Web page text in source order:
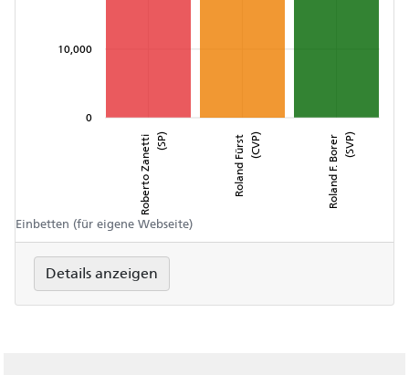
Roberto Zanetti (SP) Roland Fürst (CVP) Roland F. Borer (SVP)
0
10,000
Einbetten (für eigene Webseite)
Details anzeigen